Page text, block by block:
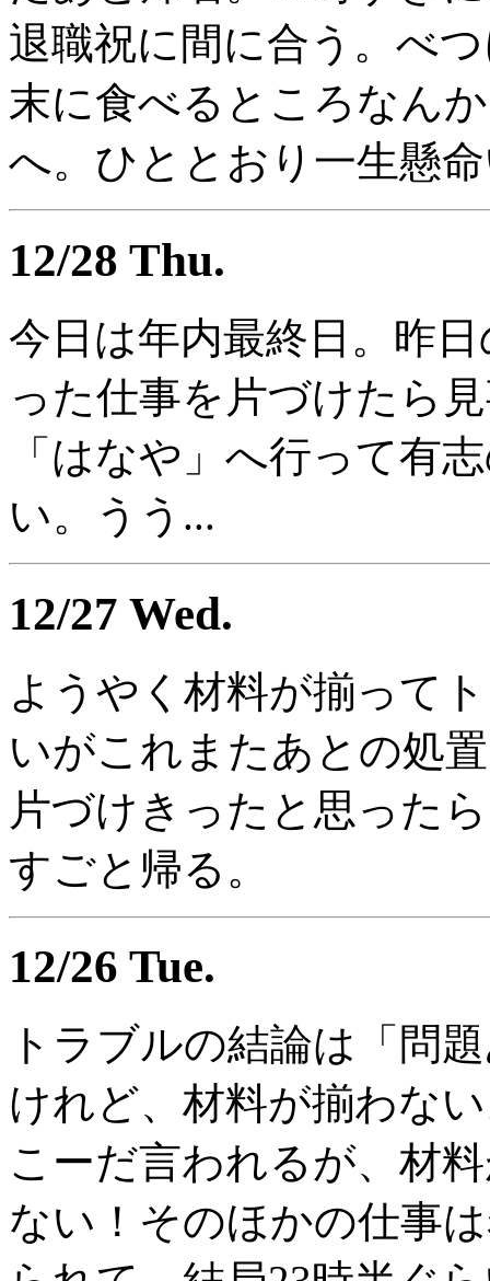
退職祝に間に合う。べ
末に食べるところなん
へ。ひととおり一生懸
12/28 Thu.
今日は年内最終日。昨
った仕事を片づけたら
「はなや」へ行って有
い。うう...
12/27 Wed.
ようやく材料が揃って
いがこれまたあとの処
片づけきったと思った
すごと帰る。
12/26 Tue.
トラブルの結論は「問
けれど、材料が揃わな
こーだ言われるが、材
ない！そのほかの仕事